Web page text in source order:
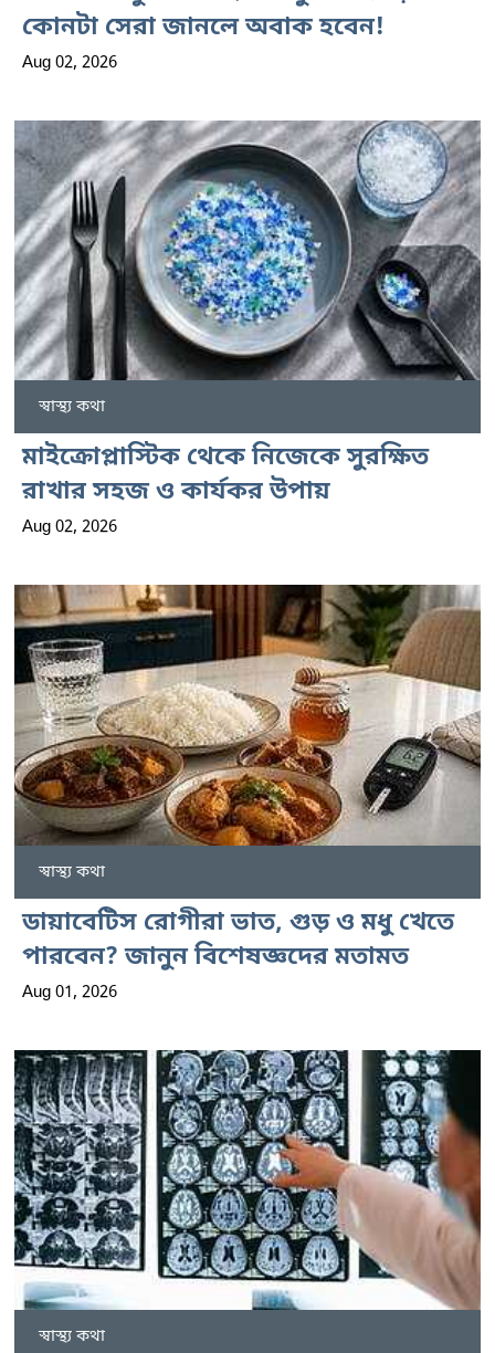
কোনটা সেরা জানলে অবাক হবেন!
Aug 02, 2026
স্বাস্থ্য কথা
মাইক্রোপ্লাস্টিক থেকে নিজেকে সুরক্ষিত
রাখার সহজ ও কার্যকর উপায়
Aug 02, 2026
স্বাস্থ্য কথা
ডায়াবেটিস রোগীরা ভাত, গুড় ও মধু খেতে
পারবেন? জানুন বিশেষজ্ঞদের মতামত
Aug 01, 2026
স্বাস্থ্য কথা